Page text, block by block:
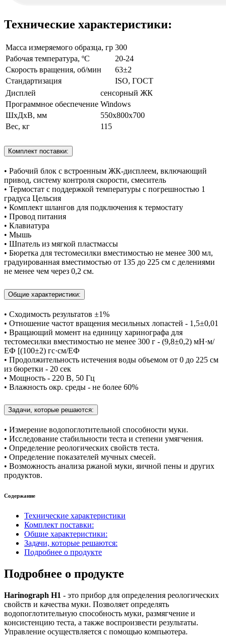
Технические характеристики:
Масса измеряемого образца, гр 300
Рабочая температура, ºC
20-24
Скорость вращения, об/мин
63±2
Стандартизация
ISO, ГОСТ
Дисплей
сенсорный ЖК
Программное обеспечение Windows
ШхДхВ, мм
550х800х700
Вес, кг
115
Комплект поставки:
• Рабочий блок с встроенным ЖК-дисплеем, включающий
привод, систему контроля скорости, смеситель
• Термостат с поддержкой температуры с погрешностью 1
градуса Цельсия
• Комплект шлангов для подключения к термостату
• Провод питания
• Клавиатура
• Мышь
• Шпатель из мягкой пластмассы
• Бюретка для тестомесилки вместимостью не менее 300 мл,
градуированная вместимостью от 135 до 225 см с делениями
не менее чем через 0,2 см.
Общие характеристики:
• Сходимость результатов ±1%
• Отношение частот вращения месильных лопастей - 1,5±0,01
• Вращающий момент на единицу харинографа для
тестомесилки вместимостью не менее 300 г - (9,8±0,2) мН·м/
ЕФ [(100±2) гс·см/ЕФ
• Продолжительность истечения воды объемом от 0 до 225 см
из бюретки - 20 сек
• Мощность - 220 В, 50 Гц
• Влажность окр. среды - не более 60%
Задачи, которые решаются:
• Измерение водопоглотительной способности муки.
• Исследование стабильности теста и степени умягчения.
• Определение реологических свойств теста.
• Определение показателей мучных смесей.
• Возможность анализа ржаной муки, яичной пены и других
продуктов.
Содержание
Технические характеристики
Комплект поставки:
Общие характеристики:
Задачи, которые решаются:
Подробнее о продукте
Подробнее о продукте
Harinograph Н1 - это прибор для определения реологических
свойств и качества муки. Позволяет определять
водопоглотительную способность муки, размягчение и
консистенцию теста, а также воспроизвести результаты.
Управление осуществляется с помощью компьютера.